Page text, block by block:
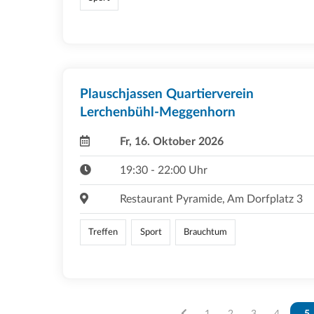
Plauschjassen Quartierverein
Lerchenbühl-Meggenhorn
Fr, 16. Oktober 2026
19:30 - 22:00 Uhr
Restaurant Pyramide, Am Dorfplatz 3
Treffen Sport Brauchtum